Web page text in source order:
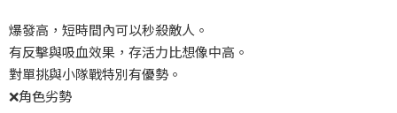
爆發高，短時間內可以秒殺敵人。
有反擊與吸血效果，存活力比想像中高。
對單挑與小隊戰特別有優勢。
❌角色劣勢